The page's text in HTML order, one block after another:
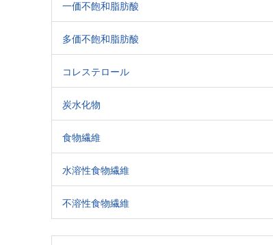
一価不飽和脂肪酸
多価不飽和脂肪酸
コレステロール
炭水化物
食物繊維
水溶性食物繊維
不溶性食物繊維